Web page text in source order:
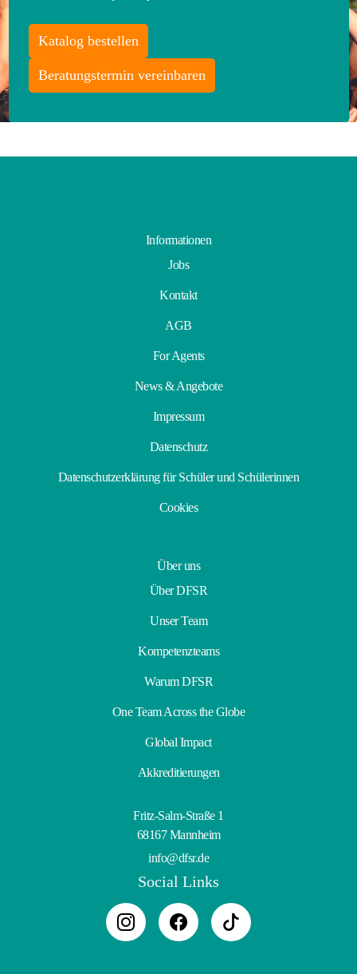
Katalog bestellen
Beratungstermin vereinbaren
Informationen
Jobs
Kontakt
AGB
For Agents
News & Angebote
Impressum
Datenschutz
Datenschutzerklärung für Schüler und Schülerinnen
Cookies
Über uns
Über DFSR
Unser Team
Kompetenzteams
Warum DFSR
One Team Across the Globe
Global Impact
Akkreditierungen
Fritz-Salm-Straße 1
68167 Mannheim
info@dfsr.de
Social Links